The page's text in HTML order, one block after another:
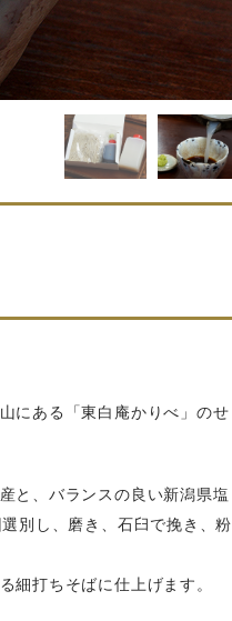
にある「東白庵かりべ」のせ
と、バランスの良い新潟県塩
別し、磨き、石臼で挽き、粉
打ちそばに仕上げます。